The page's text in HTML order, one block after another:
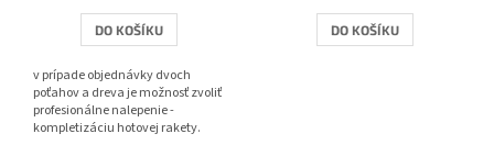
DO KOŠÍKU
v prípade objednávky dvoch
poťahov a dreva je možnosť zvoliť
profesionálne nalepenie -
kompletizáciu hotovej rakety.
DO KOŠÍKU